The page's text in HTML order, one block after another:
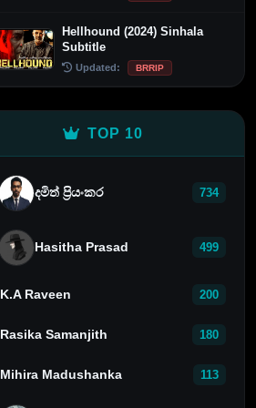
Hellhound (2024) Sinhala
Subtitle
Updated: BRRIP
TOP 10
දමිත් ප්‍රියංකර 734
Hasitha Prasad 499
K.A Raveen 200
Rasika Samanjith 180
Mihira Madushanka 113